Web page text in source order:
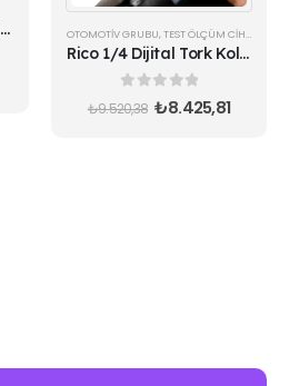
Friko 500 Kg Hidrolik Şanzıman Krikosu OTOMOTIV GRUBU, TEST ÖLÇÜM CIHAZLARI
Rico 1/4 Dijital Tork Kolu Anahtarı 1,5 30Nm
out of 5
₺9.520,38 ₺8.425,81